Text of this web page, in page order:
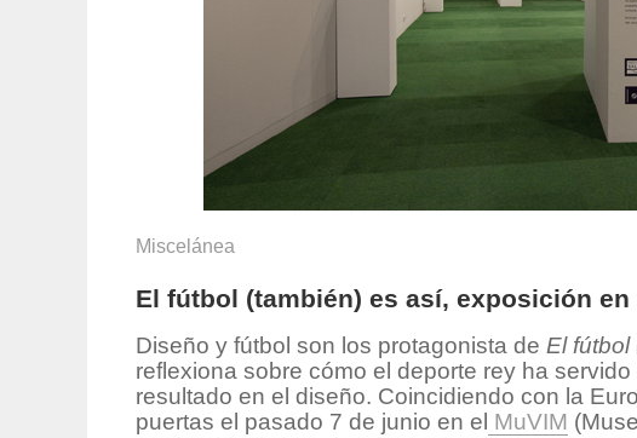
Miscelánea
El fútbol (también) es así, exposición en
Diseño y fútbol son los protagonista de El fútbol
reflexiona sobre cómo el deporte rey ha
resultado en el diseño. Coincidiendo con la
puertas el pasado 7 de junio en el MuVIM